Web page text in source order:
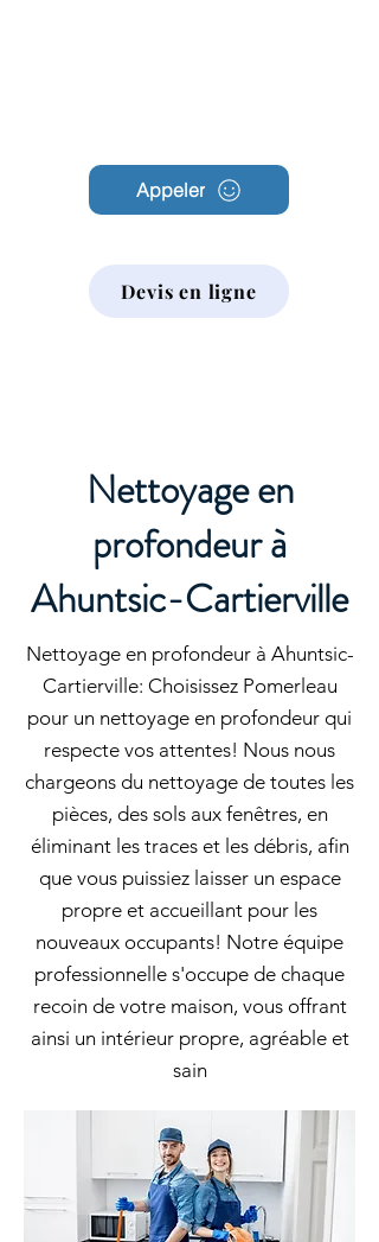
Appeler
Devis en ligne
Nettoyage en
profondeur à
Ahuntsic-Cartierville
Nettoyage en profondeur à Ahuntsic-
Cartierville: Choisissez Pomerleau
pour un nettoyage en profondeur qui
respecte vos attentes! Nous nous
chargeons du nettoyage de toutes les
pièces, des sols aux fenêtres, en
éliminant les traces et les débris, afin
que vous puissiez laisser un espace
propre et accueillant pour les
nouveaux occupants! Notre équipe
professionnelle s'occupe de chaque
recoin de votre maison, vous offrant
ainsi un intérieur propre, agréable et
sain